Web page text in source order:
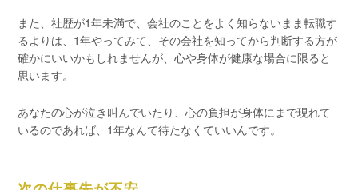
また、社歴が1年未満で、会社のことをよく知らないまま転職す
るよりは、1年やってみて、その会社を知ってから判断する方が
確かにいいかもしれませんが、心や身体が健康な場合に限ると
思います。
あなたの心が泣き叫んでいたり、心の負担が身体にまで現れて
いるのであれば、1年なんて待たなくていいんです。